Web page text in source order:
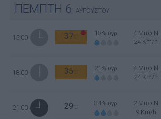
ΠΕΜΠΤΗ 6 ΑΥΓΟΥΣΤΟΥ
15:00 37 18% υγρ.
4 Μπφ N
24 Km/h
18:00 35 21% υγρ.
4 Μπφ N
24 Km/h
21:00 29 34% υγρ.
2 Μπφ N
9 Km/h